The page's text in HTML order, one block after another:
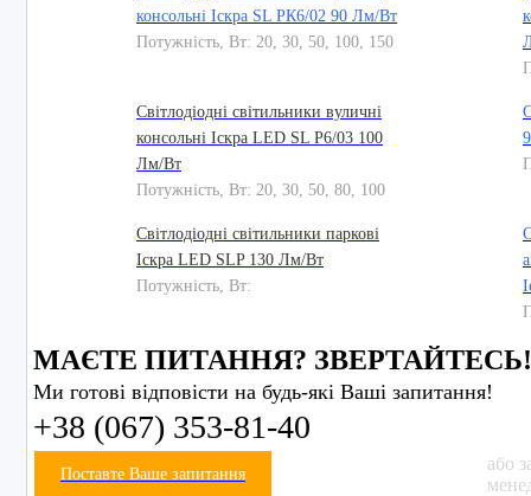
консольні Іскра SL РК6/02 90 Лм/Вт
Потужність, Вт: 20, 30, 50, 100, 150
Світлодіодні світильники вуличні
консольні Іскра LED SL P6/03 100
Лм/Вт
Потужність, Вт: 20, 30, 50, 80, 100
Світлодіодні світильники паркові
Іскра LED SLP 130 Лм/Вт
Потужність, Вт:
МАЄТЕ ПИТАННЯ? ЗВЕРТАЙТЕСЬ!
Ми готові відповісти на будь-які Ваші запитання!
+38 (067) 353-81-40
Поставте Ваше запитання
або